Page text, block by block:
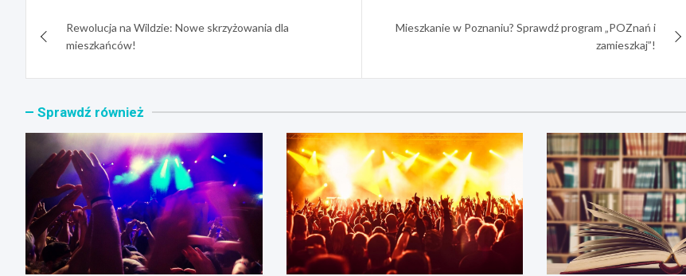
wpisuRewolucja na Wildzie: Nowe skrzyżowania dla
mieszkańców!
Mieszkanie w Poznaniu? Sprawdź program „POZnań i
zamieszkaj”!
Sprawdź również